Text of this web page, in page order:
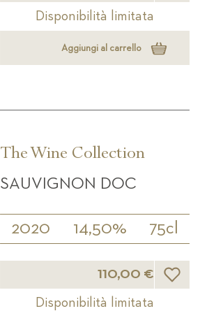
Disponibilità limitata
Aggiungi al carrello
The Wine Collection
SAUVIGNON DOC
2020 14,50% 75cl
110,00 € Lista
Disponibilità limitata